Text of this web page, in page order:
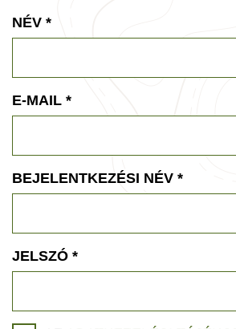
NÉV *
E-MAIL *
BEJELENTKEZÉSI NÉV *
JELSZÓ *